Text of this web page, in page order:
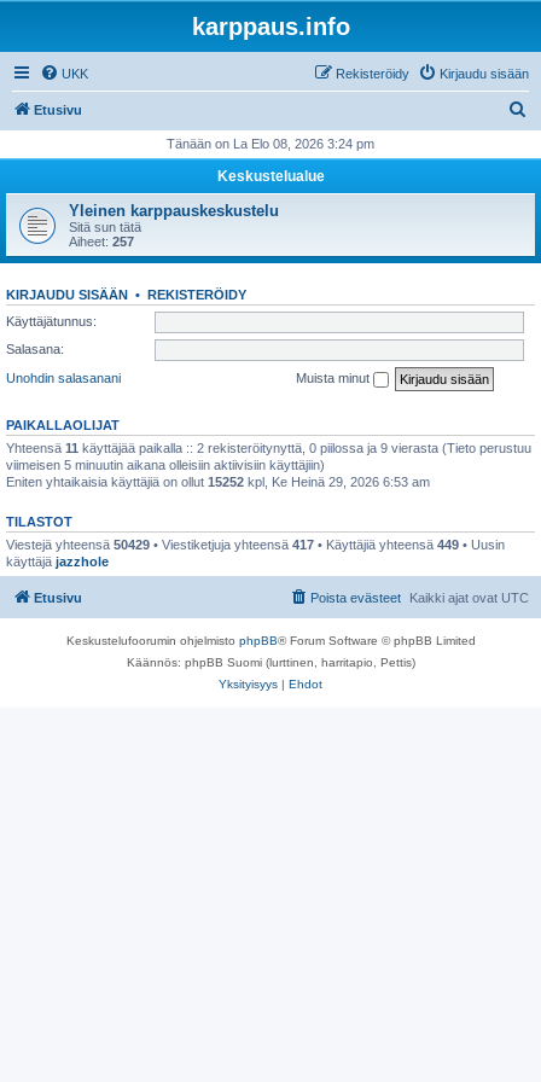
karppaus.info
UKK Kirjaudu sisään
Rekisteröidy
Etusivu
i
Tänään on La Elo 08, 2026 3:24 pm
Keskustelualue
Yleinen karppauskeskustelu
Sitä sun tätä
Aiheet: 257
KIRJAUDU SISÄÄN • REKISTERÖIDY
Käyttäjätunnus:
Salasana:
Unohdin salasanani
Muista minut
PAIKALLAOLIJAT
Yhteensä 11 käyttäjää paikalla :: 2 rekisteröitynyttä, 0 piilossa ja 9 vierasta (Tieto perustuu
viimeisen 5 minuutin aikana olleisiin aktiivisiin käyttäjiin)
Eniten yhtaikaisia käyttäjiä on ollut 15252 kpl, Ke Heinä 29, 2026 6:53 am
TILASTOT
Viestejä yhteensä 50429 • Viestiketjuja yhteensä 417 • Käyttäjiä yhteensä 449 • Uusin
käyttäjä jazzhole
Etusivu Kaikki ajat ovat UTC
Poista evästeet
Keskustelufoorumin ohjelmisto phpBB® Forum Software © phpBB Limited
Käännös: phpBB Suomi (lurttinen, harritapio, Pettis)
Yksityisyys | Ehdot